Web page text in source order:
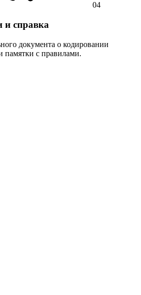
04
и справка
документа о кодировании
памятки с правилами.